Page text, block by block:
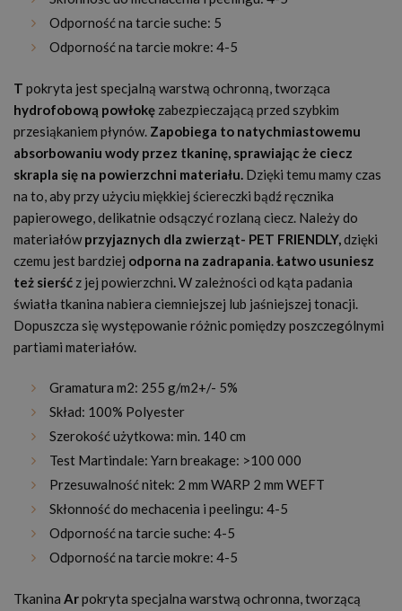
Odporność na tarcie suche: 5
Odporność na tarcie mokre: 4-5
T pokryta jest specjalną warstwą ochronną, tworząca
hydrofobową powłokę zabezpieczającą przed szybkim
przesiąkaniem płynów. Zapobiega to natychmiastowemu
absorbowaniu wody przez tkaninę, sprawiając że ciecz
skrapla się na powierzchni materiału. Dzięki temu mamy czas
na to, aby przy użyciu miękkiej ściereczki bądź ręcznika
papierowego, delikatnie odsączyć rozlaną ciecz. Należy do
materiałówprzyjaznych dla zwierząt- PET FRIENDLY,dzięki
czemu jest bardziej odporna na zadrapania.Łatwo usuniesz
też sierść z jej powierzchni.W zależności od kąta padania
światła tkanina nabiera ciemniejszej lub jaśniejszej tonacji.
Dopuszcza się występowanie różnic pomiędzy poszczególnymi
partiami materiałów.
Gramatura m2: 255 g/m2+/- 5%
Skład: 100% Polyester
Szerokość użytkowa: min. 140 cm
Test Martindale: Yarn breakage: >100 000
Przesuwalność nitek: 2 mm WARP 2 mm WEFT
Skłonność do mechacenia i peelingu: 4-5
Odporność na tarcie suche: 4-5
Odporność na tarcie mokre: 4-5
Tkanina Arpokryta specjalna warstwą ochronna, tworzącą